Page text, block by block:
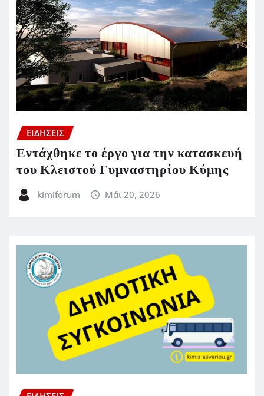
ΕΙΔΗΣΕΙΣ
Εντάχθηκε το έργο για την κατασκευή
του Κλειστού Γυμναστηρίου Κύμης
kimiforum Μάι 20, 2026